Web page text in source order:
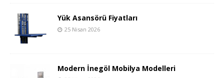
Yük Asansörü Fiyatları
25 Nisan 2026
Modern İnegöl Mobilya Modelleri